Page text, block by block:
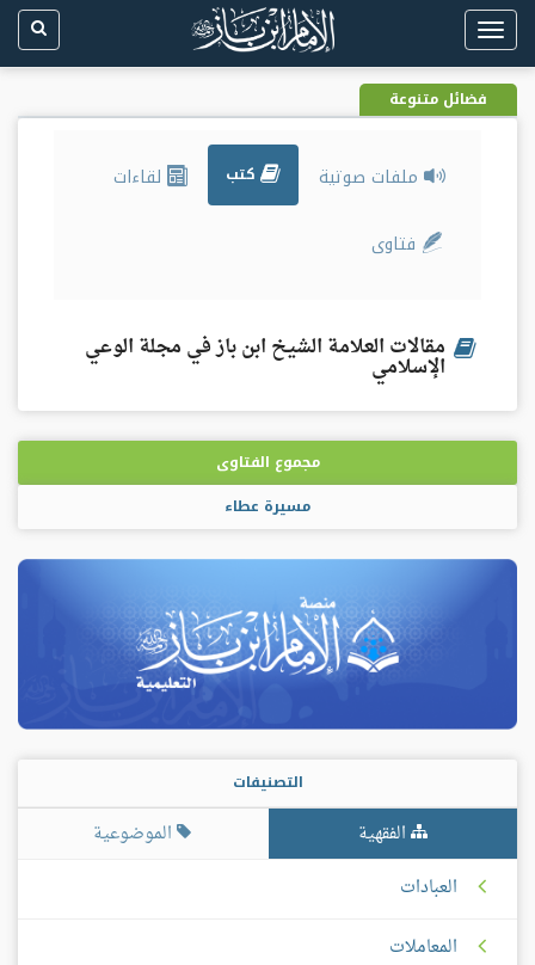
Toggle
navigation
فضائل متنوعة
ملفات صوتية كتب لقاءات
فتاوى
مقالات العلامة الشيخ ابن باز في مجلة الوعي
الإسلامي
مجموع الفتاوى
مسيرة عطاء
التصنيفات
الفقهية
الموضوعية
العبادات
المعاملات